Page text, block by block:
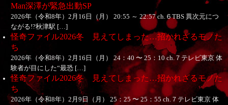
Man深澤が緊急出動SP
2026年（令和8年）2月16日（月） 20:55 ～ 22:57 ch.６TBS 異次元につ
ながる!?秋津駅 […]
怪奇ファイル2026冬 見えてしまった…招かれざるモノた
ち
2026年（令和8年）2月16日（月） 24：40 〜 25：10 ch.７テレビ東京 体
験者が目にした“最恐 […]
怪奇ファイル2026冬 見えてしまった…招かれざるモノた
ち
2026年（令和8年）2月9日（月） 25：25 〜 25：55 ch.７テレビ東京 体